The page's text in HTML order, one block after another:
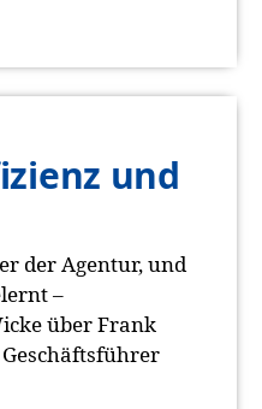
und
der Agentur, und
–
über Frank